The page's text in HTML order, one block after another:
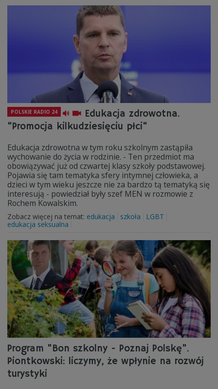
POLSKIE RADIO 24
Edukacja zdrowotna.
"Promocja kilkudziesięciu płci"
Edukacja zdrowotna w tym roku szkolnym zastąpiła
wychowanie do życia w rodzinie. - Ten przedmiot ma
obowiązywać już od czwartej klasy szkoły podstawowej.
Pojawia się tam tematyka sfery intymnej człowieka, a
dzieci w tym wieku jeszcze nie za bardzo tą tematyką się
interesują - powiedział były szef MEN w rozmowie z
Rochem Kowalskim.
Zobacz więcej na temat: edukacja szkoła
LGBT
edukacja seksualna
Program "Bon szkolny - Poznaj Polskę".
Piontkowski: liczymy, że wpłynie na rozwój
turystyki